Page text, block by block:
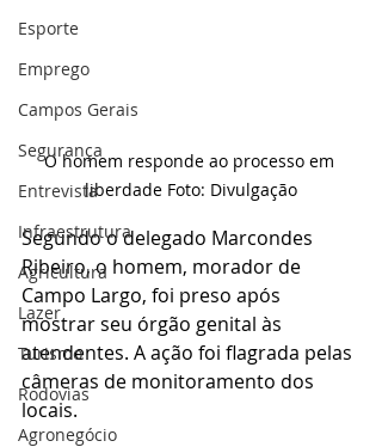
Esporte
Emprego
Campos Gerais
Segurança
Entrevista
Infraestrutura
Agricultura
Lazer
Turismo
Rodovias
Agronegócio
O homem responde ao processo em
liberdade Foto: Divulgação
Segundo o delegado Marcondes
Ribeiro, o homem, morador de
Campo Largo, foi preso após
mostrar seu órgão genital às
atendentes. A ação foi flagrada pelas
câmeras de monitoramento dos
locais.